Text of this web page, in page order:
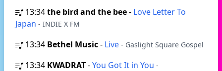
13:34the bird and the bee- Love Letter To
Japan - INDIE X FM
13:34 Bethel Music- Live - Gaslight Square Gospel
13:34 KWADRAT-You Got It in You -